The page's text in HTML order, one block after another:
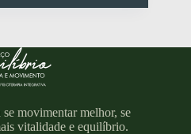
movimentar melhor, se
vitalidade e equilíbrio.